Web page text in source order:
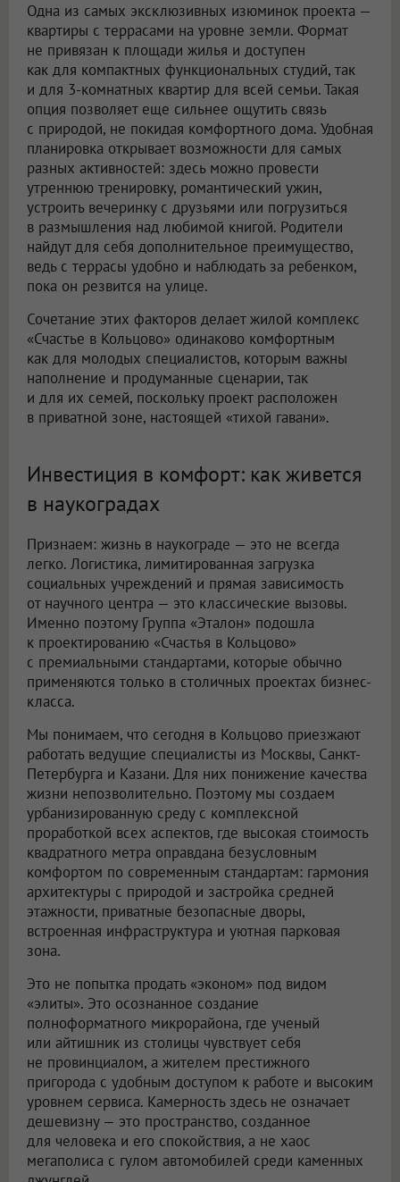
Одна из самых эксклюзивных изюминок проекта —
квартиры с террасами на уровне земли. Формат
не привязан к площади жилья и доступен
как для компактных функциональных студий, так
и для 3-комнатных квартир для всей семьи. Такая
опция позволяет еще сильнее ощутить связь
с природой, не покидая комфортного дома. Удобная
планировка открывает возможности для самых
разных активностей: здесь можно провести
утреннюю тренировку, романтический ужин,
устроить вечеринку с друзьями или погрузиться
в размышления над любимой книгой. Родители
найдут для себя дополнительное преимущество,
ведь с террасы удобно и наблюдать за ребенком,
пока он резвится на улице.
Сочетание этих факторов делает жилой комплекс
«Счастье в Кольцово» одинаково комфортным
как для молодых специалистов, которым важны
наполнение и продуманные сценарии, так
и для их семей, поскольку проект расположен
в приватной зоне, настоящей «тихой гавани».
Инвестиция в комфорт: как живется
в наукоградах
Признаем: жизнь в наукограде — это не всегда
легко. Логистика, лимитированная загрузка
социальных учреждений и прямая зависимость
от научного центра — это классические вызовы.
Именно поэтому Группа «Эталон» подошла
к проектированию «Счастья в Кольцово»
с премиальными стандартами, которые обычно
применяются только в столичных проектах бизнес-
класса.
Мы понимаем, что сегодня в Кольцово приезжают
работать ведущие специалисты из Москвы, Санкт-
Петербурга и Казани. Для них понижение качества
жизни непозволительно. Поэтому мы создаем
урбанизированную среду с комплексной
проработкой всех аспектов, где высокая стоимость
квадратного метра оправдана безусловным
комфортом по современным стандартам: гармония
архитектуры с природой и застройка средней
этажности, приватные безопасные дворы,
встроенная инфраструктура и уютная парковая
зона.
Это не попытка продать «эконом» под видом
«элиты». Это осознанное создание
полноформатного микрорайона, где ученый
или айтишник из столицы чувствует себя
не провинциалом, а жителем престижного
пригорода с удобным доступом к работе и высоким
уровнем сервиса. Камерность здесь не означает
дешевизну — это пространство, созданное
для человека и его спокойствия, а не хаос
мегаполиса с гулом автомобилей среди каменных